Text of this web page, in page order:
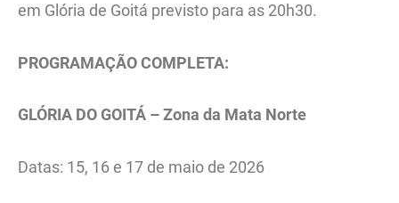
em Glória de Goitá previsto para as 20h30.
PROGRAMAÇÃO COMPLETA:
GLÓRIA DO GOITÁ – Zona da Mata Norte
Datas: 15, 16 e 17 de maio de 2026